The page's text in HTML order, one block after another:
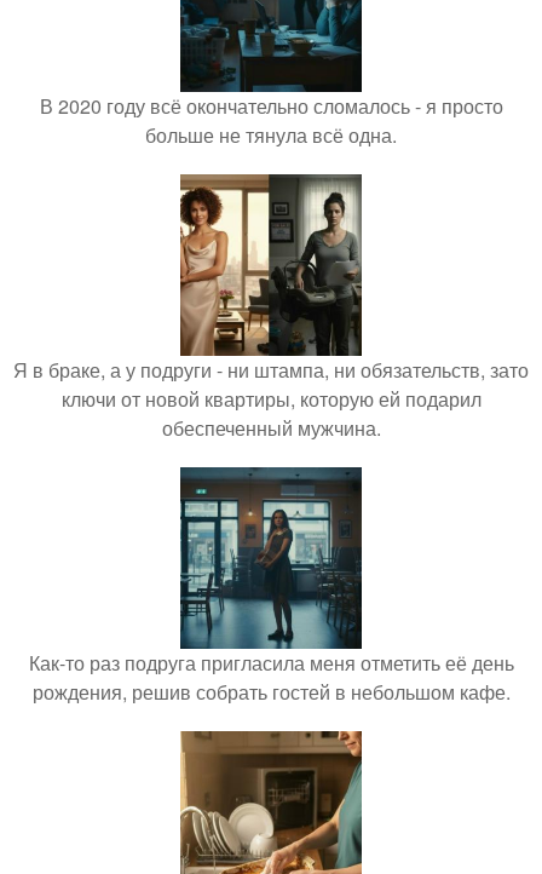
В 2020 году всё окончательно сломалось - я просто
больше не тянула всё одна.
Я в браке, а у подруги - ни штампа, ни обязательств, зато
ключи от новой квартиры, которую ей подарил
обеспеченный мужчина.
Как-то раз подруга пригласила меня отметить её день
рождения, решив собрать гостей в небольшом кафе.